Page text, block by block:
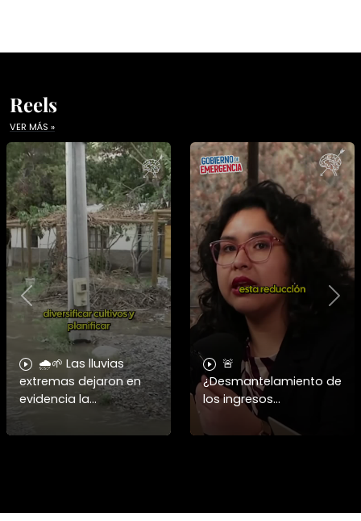
Reels
VER MÁS »
🌧️🌱 Las lluvias
extremas dejaron en
evidencia la
vulnerabilidad del
campo chileno.
🚨
¿Desmantelamiento de
los ingresos
municipales o
beneficio fiscal
Previous